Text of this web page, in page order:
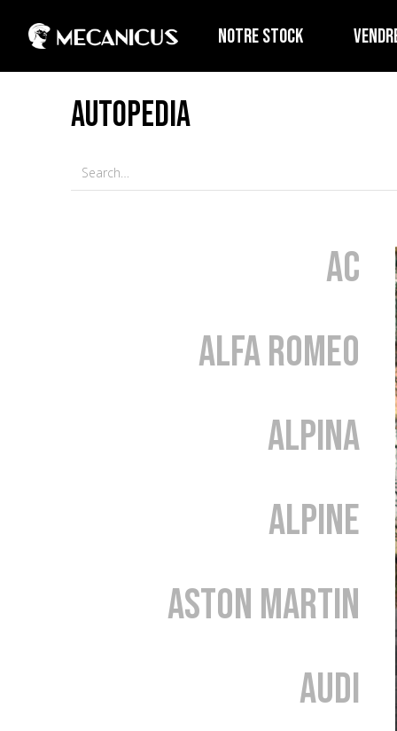
NOTRE STOCK
AUTOPEDIA
AC
Alfa Romeo
Alpina
Alpine
Aston Martin
Audi